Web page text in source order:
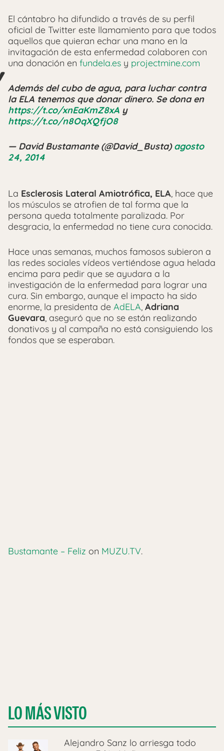
El cántabro ha difundido a través de su perfil
oficial de Twitter este llamamiento para que todos
aquellos que quieran echar una mano en la
invitagación de esta enfermedad colaboren con
una donación en fundela.es y projectmine.com
Además del cubo de agua, para luchar contra
la ELA tenemos que donar dinero. Se dona en
https://t.co/xnEaKmZ8xA y
https://t.co/n8OqXQfjO8
— David Bustamante (@David_Busta)agosto
24, 2014
La Esclerosis Lateral Amiotrófica, ELA, hace que
los músculos se atrofien de tal forma que la
persona queda totalmente paralizada. Por
desgracia, la enfermedad no tiene cura conocida.
Hace unas semanas, muchos famosos subieron a
las redes sociales vídeos vertiéndose agua helada
encima para pedir que se ayudara a la
investigación de la enfermedad para lograr una
cura. Sin embargo, aunque el impacto ha sido
enorme, la presidenta de AdELA, Adriana
Guevara, aseguró que no se están realizando
donativos y al campaña no está consiguiendo los
fondos que se esperaban.
Bustamante – Feliz on MUZU.TV.
LO MÁS VISTO
Alejandro Sanz lo arriesga todo